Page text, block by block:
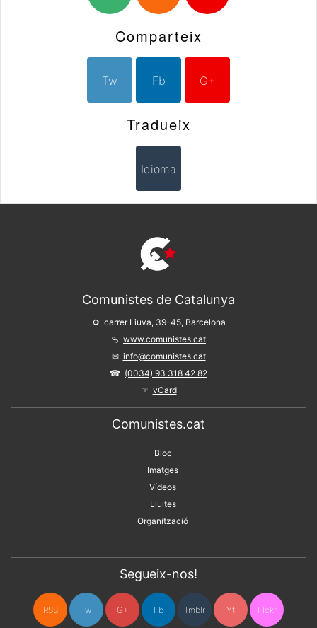
Comparteix
Tw Fb G+
Tradueix
Idioma
Comunistes de Catalunya
carrer Liuva, 39-45, Barcelona
www.comunistes.cat
info@comunistes.cat
(0034) 93 318 42 82
vCard
Comunistes.cat
Bloc
Imatges
Vídeos
Lluites
Organització
Segueix-nos!
RSS Tw G+ Fb Tmblr Yt Flckr